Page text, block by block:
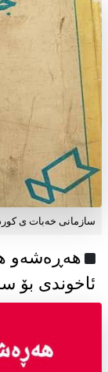
سازمانی خەبات ی
هەڕەشەو
ئاخوندی بۆ